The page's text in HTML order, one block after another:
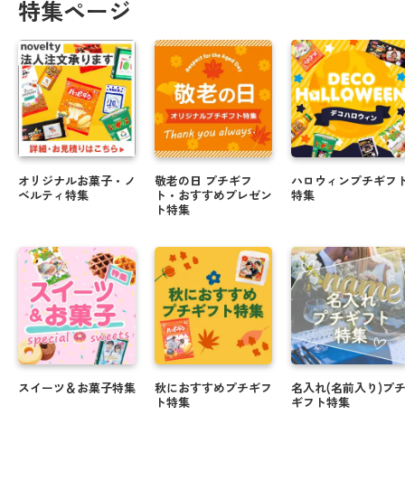
特集ページ
オリジナルお菓子・ノ
ベルティ特集
スイーツ＆お菓子特集
敬老の日 プチギフ
ト・おすすめプレゼン
ト特集
秋におすすめプチギフ
ト特集
ハロウィンプチギフ
特集
名入れ(名前入り)プチ
ギフト特集